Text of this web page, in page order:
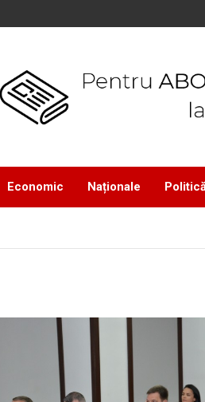
Economic Naționale